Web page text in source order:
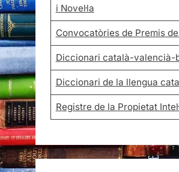
i Novel·la
Convocatòries de Premis
Diccionari català-valencià-
Diccionari de la llengua
Registre de la Propietat